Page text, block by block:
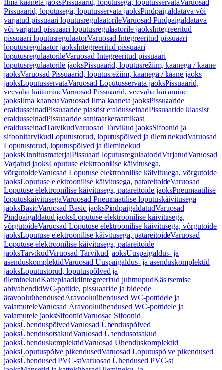
Ilma kaaneta jaoksPissuaarid, loputusega, loputusservataVaruosad
Pissuaarid, loputusega, loputusservata jaoksPindpaigaldatava või
varjatud pissuaari loputusregulaatorileVaruosad Pindpaigaldatava
või varjatud pissuaari loputusregulaatorile jaoksIntegreeritud
pissuaari loputusregulaatorVaruosad Integreeritud pissuaari
loputusregulaator jaoksIntegreeritud pissuaari
loputusregulaatorileVaruosad Integreeritud pissuaari
loputusregulaatorile jaoksPissuaarid, loputusrežiim, kaanega / kaane
jaoksVaruosad Pissuaarid, loputusrežiim, kaanega / kaane jaoks
jaoksLoputusservataVaruosad Loputusservata jaoksPissuaarid,
veevaba käitamineVaruosad Pissuaarid, veevaba käitamine
jaoksIlma kaanetaVaruosad Ilma kaaneta jaoksPissuaaride
eraldusseinadPissuaaride plastist eraldusseinadPissuaaride klaasist
eraldusseinadPissuaaride sanitaarkeraamikast
eraldusseinadTarvikudVaruosad Tarvikud jaoksSifoonid ja
sifoonitarvikudLoputustorud, loputuspõlved ja üleminekudVaruosad
Loputustorud, loputuspõlved ja üleminekud
jaoksKinnitusmaterjalPissuaari loputusregulaatoridVarjatudVaruosad
Varjatud jaoksLoputuse elektroonilise käivitusega,
võrgutoideVaruosad Loputuse elektroonilise käivitusega, võrgutoide
jaoksLoputuse elektroonilise käivitusega, patareitoideVaruosad
Loputuse elektroonilise käivitusega, patareitoide jaoksPneumaatilise
loputuskäivitusegaVaruosad Pneumaatilise loputuskäivitusega
jaoksBasicVaruosad Basic jaoksPindpaigaldatudVaruosad
Pindpaigaldatud jaoksLoputuse elektroonilise käivitusega,
võrgutoideVaruosad Loputuse elektroonilise käivitusega, võrgutoide
jaoksLoputuse elektroonilise käivitusega, patareitoideVaruosad
Loputuse elektroonilise käivitusega, patareitoide
jaoksTarvikudVaruosad Tarvikud jaoksUuspaigaldus- ja
asenduskomplektidVaruosad Uuspaigaldus- ja asenduskomplektid
jaoksLoputustorud, loputuspõlved ja
üleminekudKatteplaadidIntegreeritud juhtnupudKäsitsemise
abivahendidWC-pottide, pissuaaride ja bideede
äravooluühendusedÄravooluühendused WC-pottidele ja
valamuteleVaruosad Äravooluühendused WC-pottidele ja
valamutele jaoksSifoonidVaruosad Sifoonid
jaoksÜhenduspõlvedVaruosad Ühenduspõlved
jaoksÜhendusotsakudVaruosad Ühendusotsakud
jaoksÜhenduskomplektidVaruosad Ühenduskomplektid
jaoksLoputuspõlve pikendusedVaruosad Loputuspõlve pikendused
jaoksÜhendused PVC-stVaruosad Ühendused PVC-st